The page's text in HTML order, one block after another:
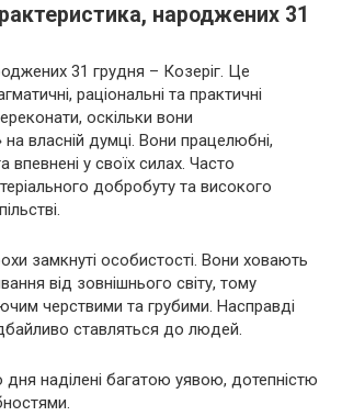
народжених 31
31 грудня – Козеріг. Це
раціональні та практичні
оскільки вони
власній думці. Вони працелюбні,
впевнені у своїх силах. Часто
добробуту та високого
замкнуті особистості. Вони ховають
від зовнішнього світу, тому
черствими та грубими. Насправді
ставляться до людей.
наділені багатою уявою, дотепністю